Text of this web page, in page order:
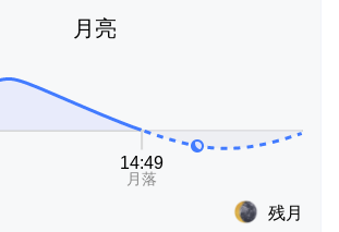
月亮
残月